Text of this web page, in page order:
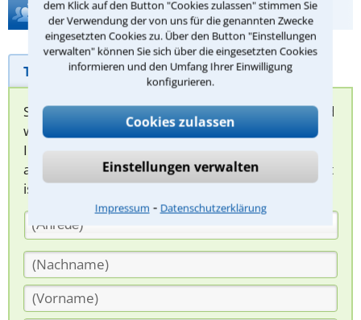
dem Klick auf den Button "Cookies zulassen" stimmen Sie
der Verwendung der von uns für die genannten Zwecke
eingesetzten Cookies zu. Über den Button "Einstellungen
verwalten" können Sie sich über die eingesetzten Cookies
informieren und den Umfang Ihrer Einwilligung
konfigurieren.
Cookies zulassen
Einstellungen verwalten
Impressum ⁃ Datenschutzerklärung
Hilfe bei Ihrer Anwaltsuche?
Telefonhilfe Beratungsanfrage
Sie können hier Ihren Fall schildern. Anschließend
werden sich spezialisierte Rechtsanwälte bei
Ihnen melden, um das weitere Vorgehen
abzuklären. Die Rückmeldung durch einen Anwalt
ist für Sie kostenlos.
(Anrede)